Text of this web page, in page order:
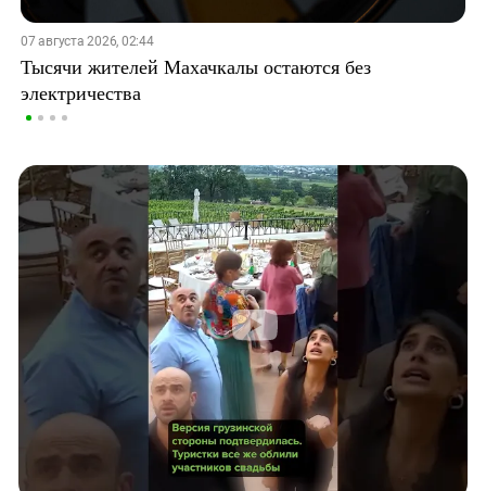
07 августа 2026, 02:44
Тысячи жителей Махачкалы остаются без
электричества